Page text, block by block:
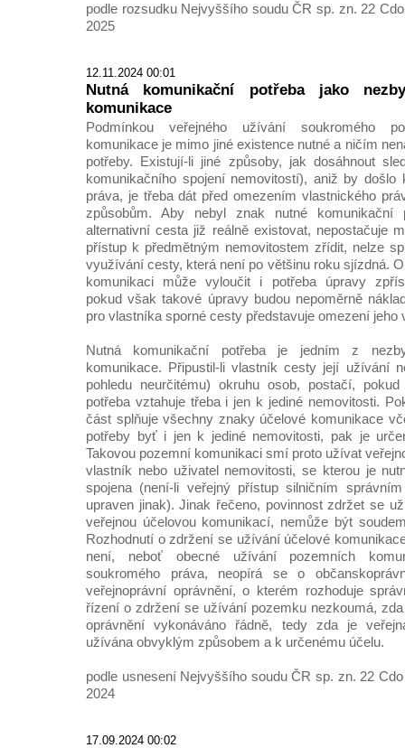
podle rozsudku Nejvyššího soudu ČR sp. zn. 22
2025
12.11.2024 00:01
Nutná komunikační potřeba jako
komunikace
Podmínkou veřejného užívání soukromého
komunikace je mimo jiné existence nutné a ničím
potřeby. Existují-li jiné způsoby, jak dosáhnout
komunikačního spojení nemovitostí), aniž by došlo
práva, je třeba dát před omezením vlastnického
způsobům. Aby nebyl znak nutné komunikační
alternativní cesta již reálně existovat, nepostačuje
přístup k předmětným nemovitostem zřídit, nelze
využívání cesty, která není po většinu roku sjízdná.
komunikaci může vyloučit i potřeba úpravy
pokud však takové úpravy budou nepoměrně
pro vlastníka sporné cesty představuje omezení jeho
Nutná komunikační potřeba je jedním z
komunikace. Připustil-li vlastník cesty její užívání
pohledu neurčitému) okruhu osob, postačí,
potřeba vztahuje třeba i jen k jediné nemovitosti.
část splňuje všechny znaky účelové komunikace
potřeby byť i jen k jediné nemovitosti, pak je
Takovou pozemní komunikaci smí proto užívat
vlastník nebo uživatel nemovitosti, se kterou je
spojena (není-li veřejný přístup silničním
upraven jinak). Jinak řečeno, povinnost zdržet se
veřejnou účelovou komunikací, nemůže být
Rozhodnutí o zdržení se užívání účelové
není, neboť obecné užívání pozemních
soukromého práva, neopírá se o
veřejnoprávní oprávnění, o kterém rozhoduje
řízení o zdržení se užívání pozemku nezkoumá,
oprávnění vykonáváno řádně, tedy zda je
užívána obvyklým způsobem a k určenému účelu.
podle usnesení Nejvyššího soudu ČR sp. zn. 22
2024
17.09.2024 00:02